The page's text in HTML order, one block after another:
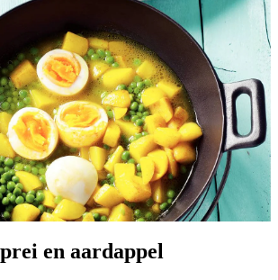
en aardappel